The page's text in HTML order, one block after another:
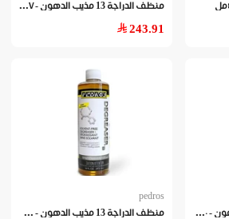
منظ
ف الدراجة 13 مذيب الدهون - ٣.٧ لتر
243.91
منظ
ف الدراجة 13 مذيب الدهون - ١٢٠ مل
pedros
منظ
ف الدراجة 13 مذيب الدهون - ٤٧٣مل